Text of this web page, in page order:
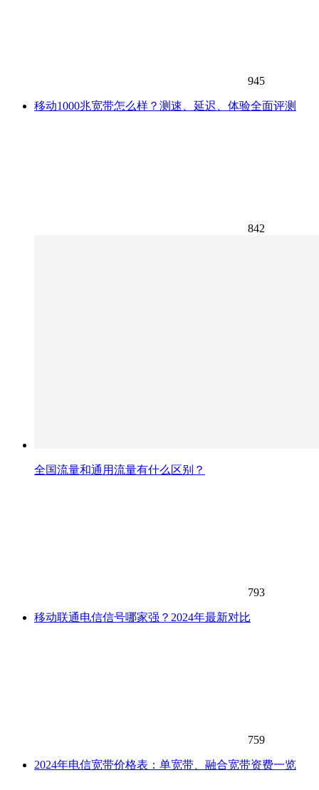
945
移动1000兆宽带怎么样？测速、延迟、体验全面评测
842
全国流量和通用流量有什么区别？
793
移动联通电信信号哪家强？2024年最新对比
759
2024年电信宽带价格表：单宽带、融合宽带资费一览